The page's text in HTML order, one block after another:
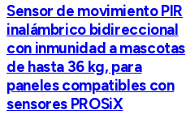
Sensor de movimiento PIR
inalámbrico bidireccional
con inmunidad a mascotas
de hasta 36 kg, para
paneles compatibles con
sensores PROSiX